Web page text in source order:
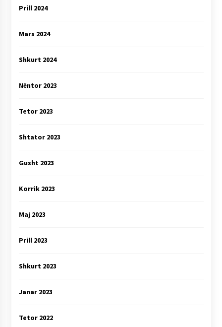
Prill 2024
Mars 2024
Shkurt 2024
Nëntor 2023
Tetor 2023
Shtator 2023
Gusht 2023
Korrik 2023
Maj 2023
Prill 2023
Shkurt 2023
Janar 2023
Tetor 2022